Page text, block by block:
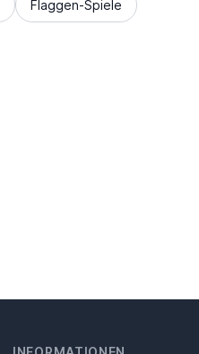
Flaggen-Spiele